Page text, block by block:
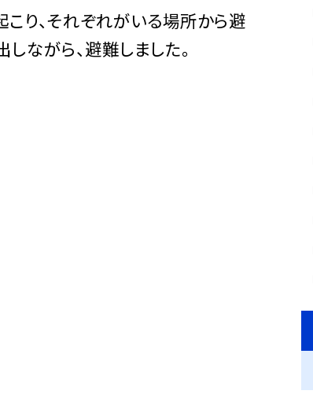
り、それぞれがいる場所から避
ながら、避難しました。